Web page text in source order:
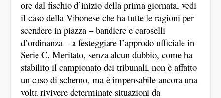
ore dal fischio d’inizio della prima giornata, vedi
il caso della Vibonese che ha tutte le ragioni per
scendere in piazza – bandiere e caroselli
d’ordinanza – a festeggiare l’approdo ufficiale in
Serie C. Meritato, senza alcun dubbio, come ha
stabilito il campionato dei tribunali, non è affatto
un caso di scherno, ma è impensabile ancora una
volta rivivere determinate situazioni da